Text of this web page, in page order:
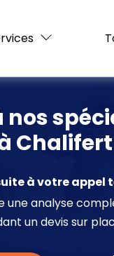
nos
Chalifert
à votre appel
analyse
un devis sur